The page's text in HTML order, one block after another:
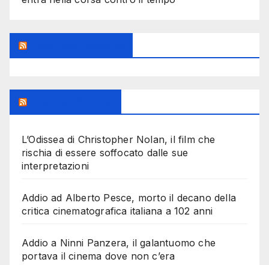
L’Odissea di Christopher Nolan, il film che
rischia di essere soffocato dalle sue
interpretazioni
Addio ad Alberto Pesce, morto il decano della
critica cinematografica italiana a 102 anni
Addio a Ninni Panzera, il galantuomo che
portava il cinema dove non c’era